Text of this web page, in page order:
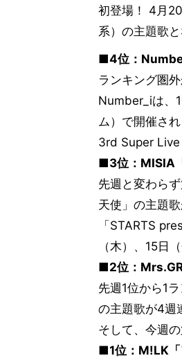
初登場！ 4月
系）の主題歌と
■4位：
ランキング圏
Number_iは、
ム）で開催さ
3rd Super Live
■3位：MISIA
先週と変わら
天使」の主題
「STARTS
（木）、15日
■2位：
先週1位から1
の主題歌が4週
そして、今週
■1位：M!LK「